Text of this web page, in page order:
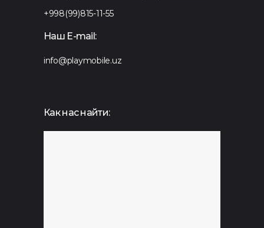
+998(99)815-11-55
Наш E-mail:
info@playmobile.uz
Как нас найти: